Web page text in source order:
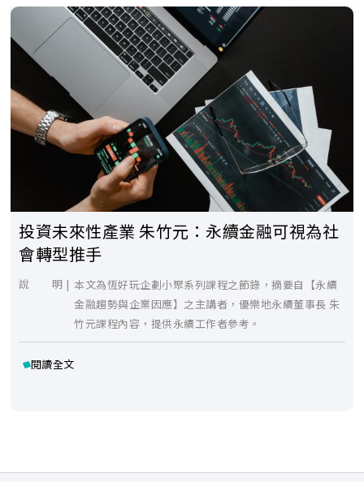
投資未來性產業 朱竹元：永續金融可視為社
會轉型推手
說 明 | 本文為恆好玩企劃小聚系列課程之節錄，摘要自【永續
金融趨勢與企業因應】之主講者，優樂地永續董事長 朱
竹元課程內容，提供永續工作者參考。
閱讀全文